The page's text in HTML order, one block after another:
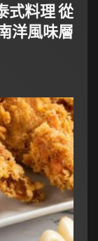
式料理 從
洋風味層